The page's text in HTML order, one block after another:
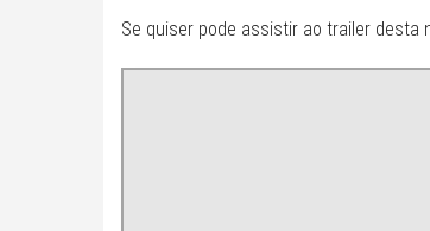
Se quiser pode assistir ao trailer desta